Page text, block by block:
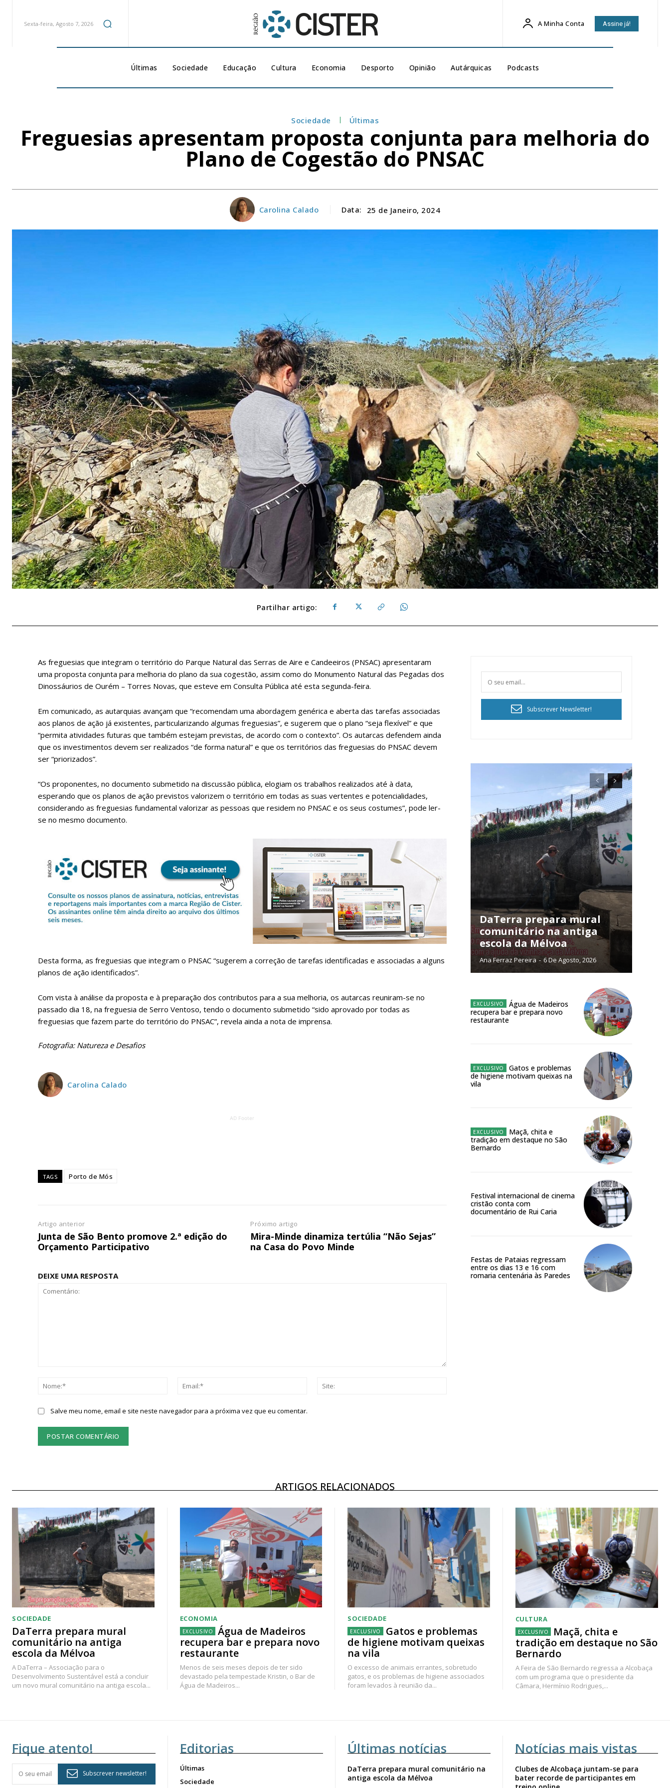
Planos de Assinatura
Faça-se assinante do Região de Cister e ajude-nos a manter este serviço público!
Sendo assinante terá acesso a todos os conteúdos exclusivos e versões digitais.
Escolha o plano de assinatura desejado:
32€
ASSINATURA
Acesso aos conteúdos Exclusivos para
Sexta-feira, Agosto 7, 2026 A Minha Conta Assine já!
Últimas Sociedade Educação Cultura Economia Desporto Opinião Autárquicas Podcasts
Sociedade Últimas
Freguesias apresentam proposta conjunta para melhoria do
Plano de Cogestão do PNSAC
Carolina Calado Data: 25 de Janeiro, 2024
Partilhar artigo:
As freguesias que integram o território do Parque Natural das Serras de Aire e Candeeiros (PNSAC) apresentaram
uma proposta conjunta para melhoria do plano da sua cogestão, assim como do Monumento Natural das Pegadas dos
Dinossáurios de Ourém – Torres Novas, que esteve em Consulta Pública até esta segunda-feira.
Em comunicado, as autarquias avançam que “recomendam uma abordagem genérica e aberta das tarefas associadas
aos planos de ação já existentes, particularizando algumas freguesias”, e sugerem que o plano “seja flexível” e que
“permita atividades futuras que também estejam previstas, de acordo com o contexto”. Os autarcas defendem ainda
que os investimentos devem ser realizados “de forma natural” e que os territórios das freguesias do PNSAC devem
ser “priorizados”.
“Os proponentes, no documento submetido na discussão pública, elogiam os trabalhos realizados até à data,
esperando que os planos de ação previstos valorizem o território em todas as suas vertentes e potencialidades,
considerando as freguesias fundamental valorizar as pessoas que residem no PNSAC e os seus costumes”, pode ler-
se no mesmo documento.
Desta forma, as freguesias que integram o PNSAC “sugerem a correção de tarefas identificadas e associadas a alguns
planos de ação identificados”.
Com vista à análise da proposta e à preparação dos contributos para a sua melhoria, os autarcas reuniram-se no
passado dia 18, na freguesia de Serro Ventoso, tendo o documento submetido “sido aprovado por todas as
freguesias que fazem parte do território do PNSAC”, revela ainda a nota de imprensa.
Fotografia: Natureza e Desafios
Carolina Calado
AD Footer
TAGS Porto de Mós
Artigo anterior
Junta de São Bento promove 2.ª edição do
Orçamento Participativo
Próximo artigo
Mira-Minde dinamiza tertúlia “Não Sejas”
na Casa do Povo Minde
DEIXE UMA RESPOSTA
Nome:*
Email:*
Salve meu nome, email e site neste navegador para a próxima vez que eu comentar.
Subscrever Newsletter!
DaTerra prepara mural
comunitário na antiga
escola da Mélvoa
Ana Ferraz Pereira - 6 De Agosto, 2026
Água de Madeiros
recupera bar e prepara novo
restaurante
Gatos e problemas
de higiene motivam queixas na
vila
Maçã, chita e
tradição em destaque no São
Bernardo
Festival internacional de cinema
cristão conta com
documentário de Rui Caria
Festas de Pataias regressam
entre os dias 13 e 16 com
romaria centenária às Paredes
ARTIGOS RELACIONADOS
SOCIEDADE
DaTerra prepara mural
comunitário na antiga
escola da Mélvoa
A DaTerra – Associação para o
Desenvolvimento Sustentável está a concluir
um novo mural comunitário na antiga escola...
ECONOMIA
Água de Madeiros
recupera bar e prepara novo
restaurante
Menos de seis meses depois de ter sido
devastado pela tempestade Kristin, o Bar de
Água de Madeiros...
SOCIEDADE
Gatos e problemas
de higiene motivam queixas
na vila
O excesso de animais errantes, sobretudo
gatos, e os problemas de higiene associados
foram levados à reunião da...
CULTURA
Maçã, chita e
tradição em destaque no São
Bernardo
A Feira de São Bernardo regressa a Alcobaça
com um programa que o presidente da
Câmara, Hermínio Rodrigues,...
Fique atento!
Subscrever newsletter!
Editorias
Últimas
Sociedade
Últimas notícias
DaTerra prepara mural comunitário na
antiga escola da Mélvoa
Notícias mais vistas
Clubes de Alcobaça juntam-se para
bater recorde de participantes em